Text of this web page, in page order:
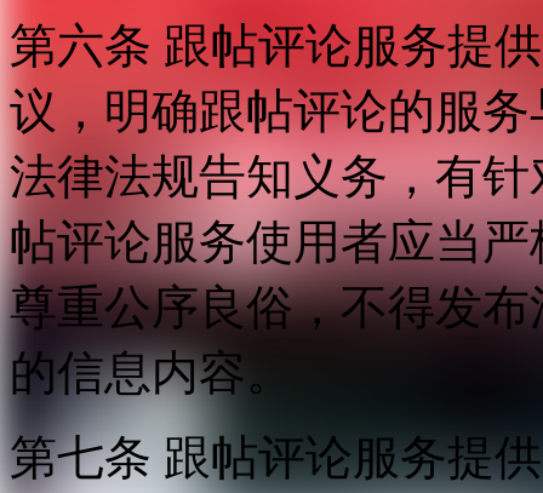
第六条 跟帖评论服务提
议，明确跟帖评论的服
法律法规告知义务，有
帖评论服务使用者应当
尊重公序良俗，不得发
的信息内容。
第七条 跟帖评论服务提